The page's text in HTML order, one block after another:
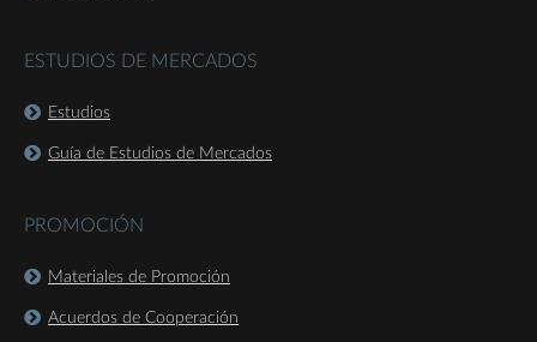
ESTUDIOS DE MERCADOS
Estudios
Guía de Estudios de Mercados
PROMOCIÓN
Materiales de Promoción
Acuerdos de Cooperación